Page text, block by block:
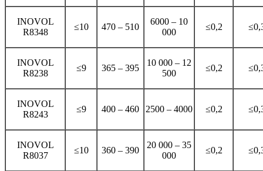
INOVOL
R8348
≤10 470 – 510
6000 – 10
000
≤0,2
INOVOL
R8238
≤9 365 – 395
10 000 – 12
500
≤0,2
INOVOL
R8243
≤9 400 – 460 2500 – 4000 ≤0,2
INOVOL
R8037
≤10 360 – 390
20 000 – 35
000
≤0,2